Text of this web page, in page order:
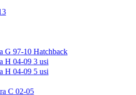
G 97-10 Hatchback
H 04-09 3 usi
H 04-09 5 usi
C 02-05